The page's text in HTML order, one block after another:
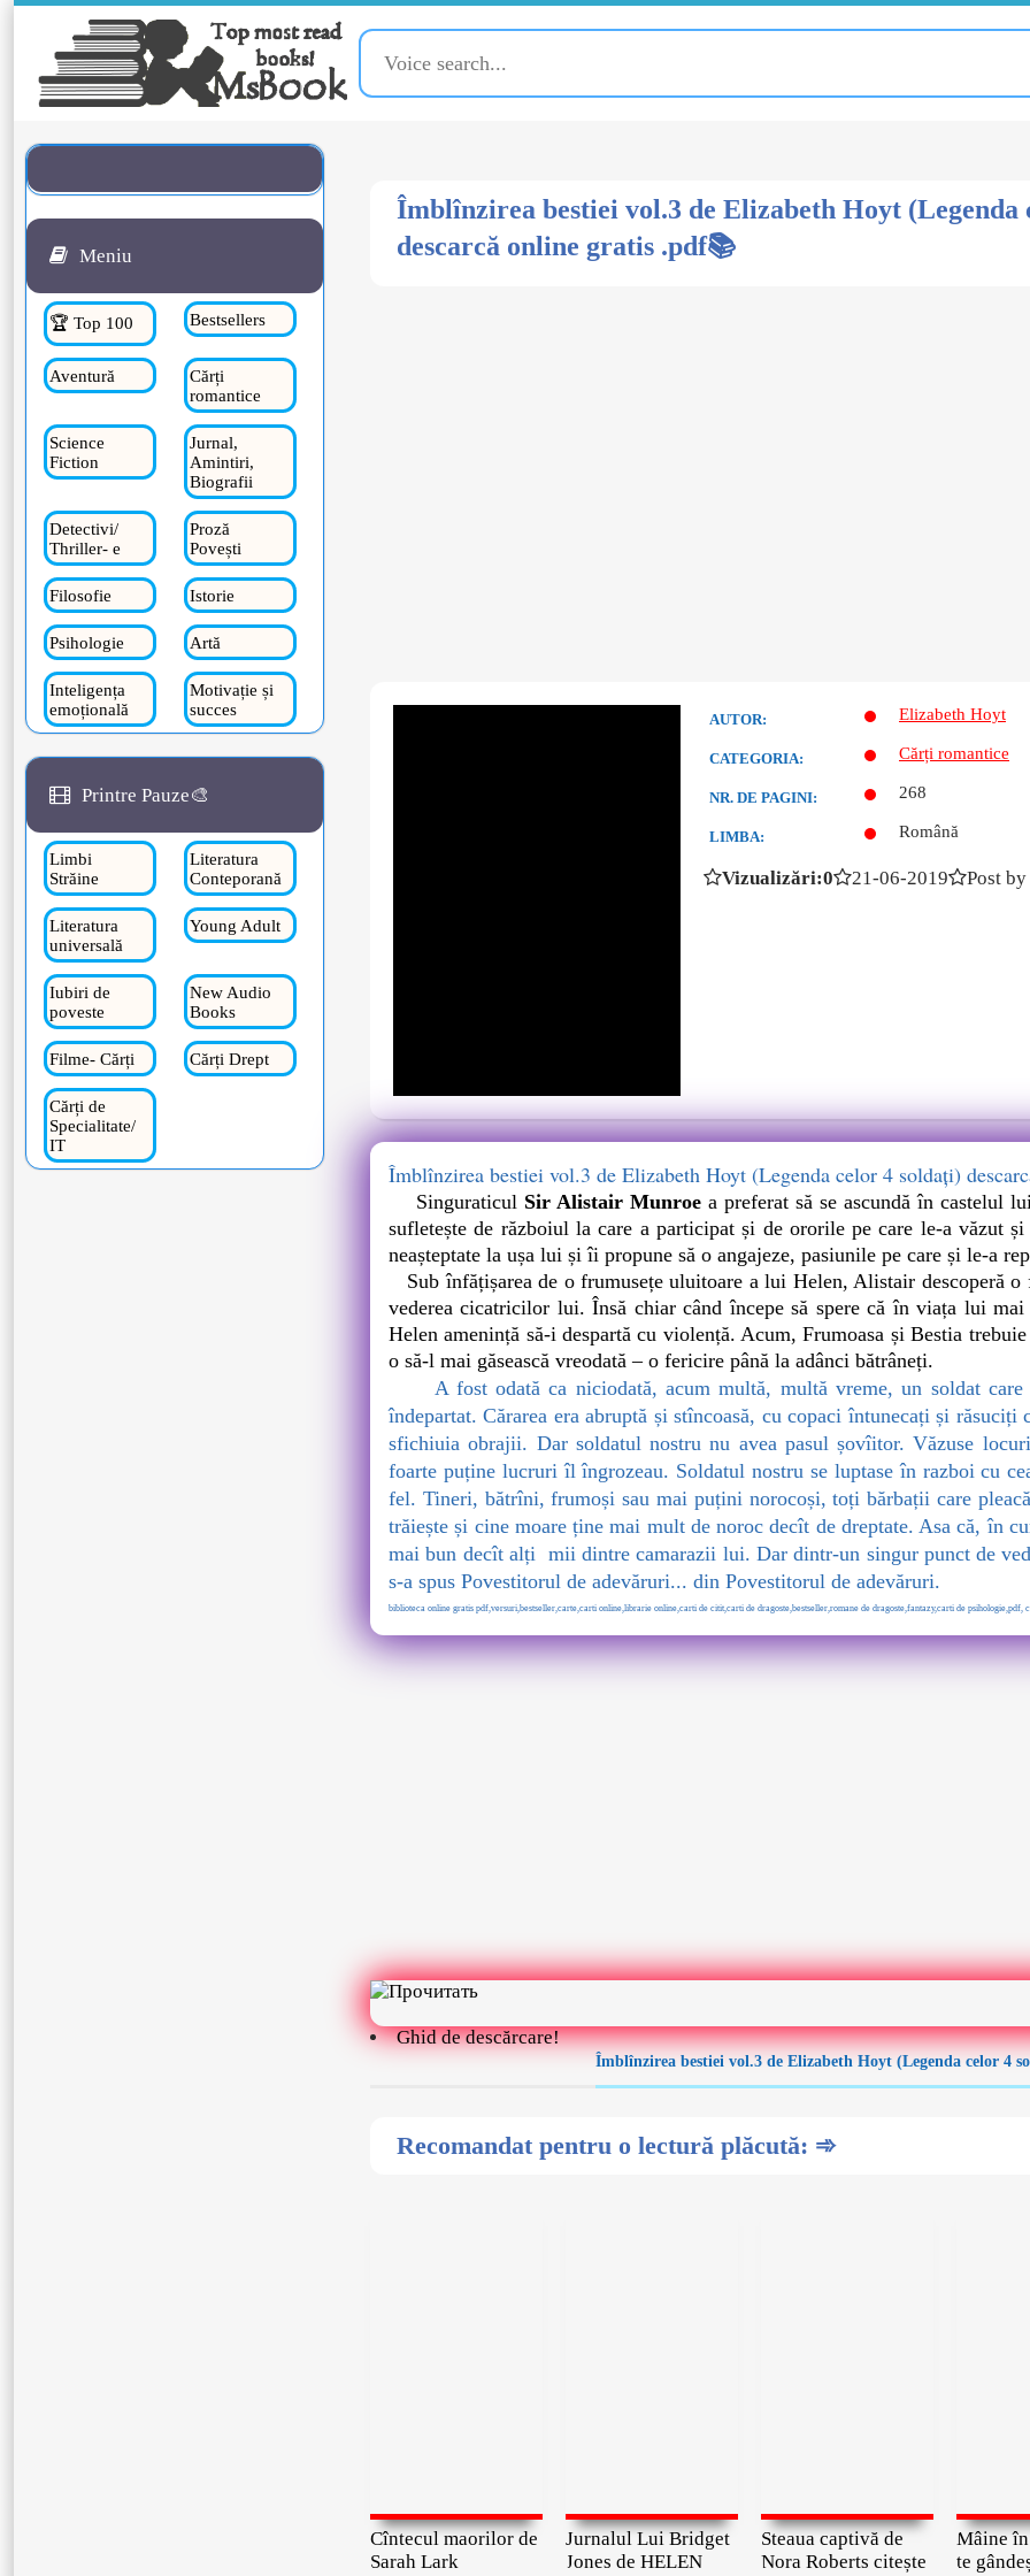
Îmblînzirea bestiei vol.3 de Elizabeth Hoyt (Legenda
descarcă online gratis .pdf📚
AUTOR: Elizabeth Hoyt
CATEGORIA: Cărți romantice
NR. DE PAGINI: 268
LIMBA: Română
Vizualizări:0 21-06-2019 Post
Îmblînzirea bestiei vol.3 de Elizabeth Hoyt (Legenda celor 4 soldați)
Singuraticul Sir Alistair Munroe a preferat să se ascundă în castelul
sufletește de războiul la care a participat și de ororile pe care le-a văzut
neașteptate la ușa lui și îi propune să o angajeze, pasiunile pe care și le-a
Sub înfățișarea de o frumusețe uluitoare a lui Helen, Alistair descoperă o
vederea cicatricilor lui. Însă chiar când începe să spere că în viața lui
Helen amenință să-i despartă cu violență. Acum, Frumoasa și Bestia
o să-l mai găsească vreodată – o fericire până la adânci bătrâneți.
A fost odată ca niciodată, acum multă, multă vreme, un soldat
îndepartat. Cărarea era abruptă și stîncoasă, cu copaci întunecați și
sfichiuia obrajii. Dar soldatul nostru nu avea pasul șovîitor. Văzuse
foarte puține lucruri îl îngrozeau. Soldatul nostru se luptase în razboi cu
fel. Tineri, bătrîni, frumoși sau mai puțini norocoși, toți bărbații care
trăiește și cine moare ține mai mult de noroc decît de dreptate. Asa că, în
mai bun decît alți mii dintre camarazii lui. Dar dintr-un singur punct de
s-a spus Povestitorul de adevăruri... din Povestitorul de adevăruri.
biblioteca online gratis pdf,versuri,bestseller,carte,carti online,librarie online,carti de citit,carti de dragoste,bestseller,romane de dragoste,fantazy,carti de
Ghid de descărcare!
Îmblînzirea bestiei vol.3 de Elizabeth Hoyt (Legenda celor 4
Recomandat pentru o lectură plăcută: ➾
Cîntecul maorilor de
Sarah Lark
Jurnalul Lui Bridget
Jones de HELEN
Steaua captivă de
Nora Roberts citește
Mâine
te
Meniu
🏆 Top 100 Bestsellers
Aventură
Cărți
romantice
Science
Fiction
Jurnal,
Amintiri,
Biografii
Detectivi/
Thriller- e
Proză
Povești
Filosofie Istorie
Psihologie Artă
Inteligența
emoțională
Motivație și
succes
Printre Pauze🎨
Limbi
Străine
Literatura
Conteporană
Literatura
universală
Young Adult
Iubiri de
poveste
New Audio
Books
Filme- Cărți Cărți Drept
Cărți de
Specialitate/
IT